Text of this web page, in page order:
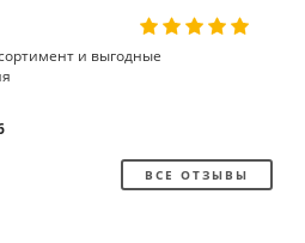
и выгодные
ВСЕ ОТЗЫВЫ